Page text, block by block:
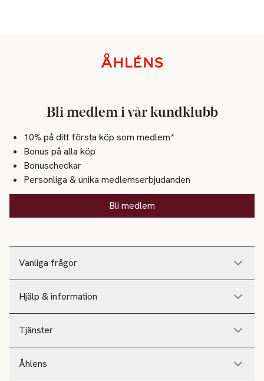
Vanliga frågor
Hjälp & information
Tjänster
Åhlens
Bli medlem i vår kundklubb
10% på ditt första köp som medlem*
Bonus på alla köp
Bonuscheckar
Personliga & unika medlemserbjudanden
Bli medlem